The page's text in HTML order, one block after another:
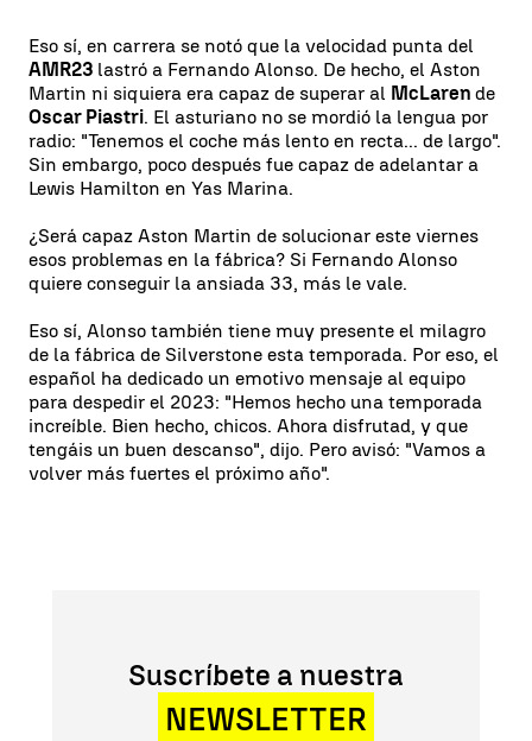
Eso sí, en carrera se notó que la velocidad punta del
AMR23 lastró a Fernando Alonso. De hecho, el Aston
Martin ni siquiera era capaz de superar al McLaren de
Oscar Piastri. El asturiano no se mordió la lengua por
radio: "Tenemos el coche más lento en recta... de largo".
Sin embargo, poco después fue capaz de adelantar a
Lewis Hamilton en Yas Marina.
¿Será capaz Aston Martin de solucionar este viernes
esos problemas en la fábrica? Si Fernando Alonso
quiere conseguir la ansiada 33, más le vale.
Eso sí, Alonso también tiene muy presente el milagro
de la fábrica de Silverstone esta temporada. Por eso, el
español ha dedicado un emotivo mensaje al equipo
para despedir el 2023: "Hemos hecho una temporada
increíble. Bien hecho, chicos. Ahora disfrutad, y que
tengáis un buen descanso", dijo. Pero avisó: "Vamos a
volver más fuertes el próximo año".
Suscríbete a nuestra
NEWSLETTER